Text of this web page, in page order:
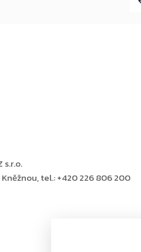
s.r.o.
tel.: +420 226 806 200